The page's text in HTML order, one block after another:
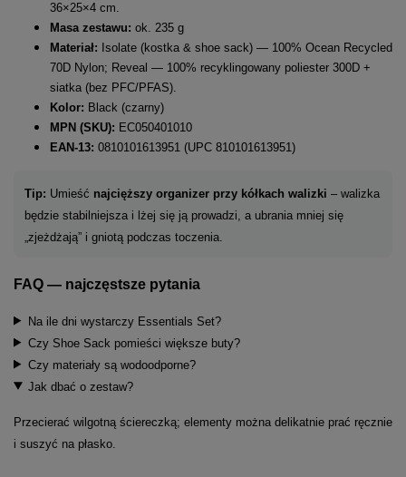
36×25×4 cm.
Masa zestawu: ok. 235 g
Materiał: Isolate (kostka & shoe sack) — 100% Ocean Recycled
70D Nylon; Reveal — 100% recyklingowany poliester 300D +
siatka (bez PFC/PFAS).
Kolor: Black (czarny)
MPN (SKU): EC050401010
EAN-13: 0810101613951 (UPC 810101613951)
Tip: Umieść najcięższy organizer przy kółkach walizki – walizka
będzie stabilniejsza i lżej się ją prowadzi, a ubrania mniej się
„zjeżdżają” i gniotą podczas toczenia.
FAQ — najczęstsze pytania
Na ile dni wystarczy Essentials Set?
Czy Shoe Sack pomieści większe buty?
Czy materiały są wodoodporne?
Jak dbać o zestaw?
Przecierać wilgotną ściereczką; elementy można delikatnie prać ręcznie
i suszyć na płasko.